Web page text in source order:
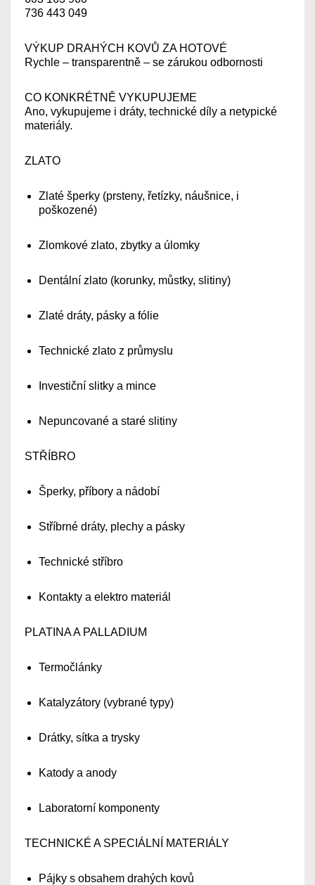
736 443 049
VÝKUP DRAHÝCH KOVŮ ZA HOTOVÉ
Rychle – transparentně – se zárukou odbornosti
CO KONKRÉTNĚ VYKUPUJEME
Ano, vykupujeme i dráty, technické díly a netypické
materiály.
ZLATO
Zlaté šperky (prsteny, řetízky, náušnice, i
poškozené)
Zlomkové zlato, zbytky a úlomky
Dentální zlato (korunky, můstky, slitiny)
Zlaté dráty, pásky a fólie
Technické zlato z průmyslu
Investiční slitky a mince
Nepuncované a staré slitiny
STŘÍBRO
Šperky, příbory a nádobí
Stříbrné dráty, plechy a pásky
Technické stříbro
Kontakty a elektro materiál
PLATINA A PALLADIUM
Termočlánky
Katalyzátory (vybrané typy)
Drátky, sítka a trysky
Katody a anody
Laboratorní komponenty
TECHNICKÉ A SPECIÁLNÍ MATERIÁLY
Pájky s obsahem drahých kovů